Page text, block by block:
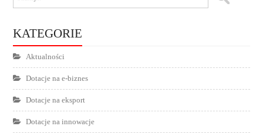
KATEGORIE
Aktualności
Dotacje na e-biznes
Dotacje na eksport
Dotacje na innowacje